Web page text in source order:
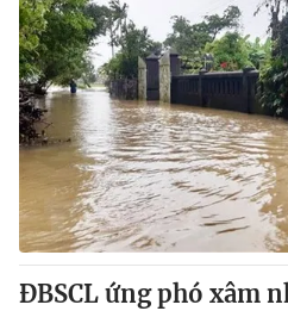
Liên hệ quảng cáo:024-
ĐBSCL ứng phó xâm